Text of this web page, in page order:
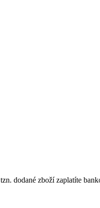
tzn. dodané zboží zaplatíte